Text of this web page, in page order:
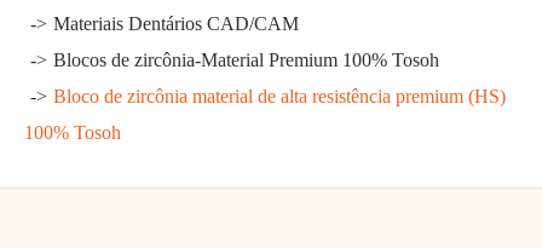
Materiais Dentários CAD/CAM
Blocos de zircônia-Material Premium 100% Tosoh
Bloco de zircônia material de alta resistência premium (HS)
100% Tosoh